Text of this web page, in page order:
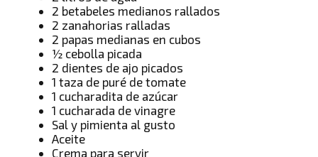
2 betabeles medianos rallados
2 zanahorias ralladas
2 papas medianas en cubos
½ cebolla picada
2 dientes de ajo picados
1 taza de puré de tomate
1 cucharadita de azúcar
1 cucharada de vinagre
Sal y pimienta al gusto
Aceite
Crema para servir